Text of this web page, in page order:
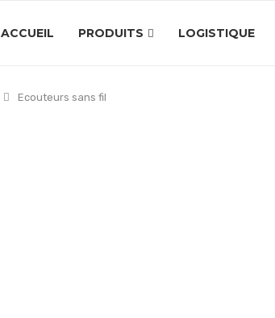
ACCUEIL PRODUITS LOGISTIQUE
Ecouteurs sans fil